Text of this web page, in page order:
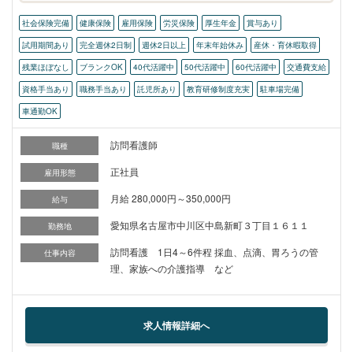
社会保険完備 健康保険 雇用保険 労災保険 厚生年金
賞与あり
試用期間あり
完全週休2日制 週休2日以上 年末年始休み
産休・育休暇取得
残業ほぼなし
ブランクOK 40代活躍中 50代活躍中 60代活躍中
交通費支給
資格手当あり
職務手当あり 託児所あり 教育研修制度充実
駐車場完備
車通勤OK
職種 訪問看護師
雇用形態 正社員
給与 月給 280,000円～350,000円
勤務地 愛知県名古屋市中川区中島新町３丁目１６１１
仕事内容
訪問看護 1日4～6件程 採血、点滴、胃ろうの管
理、家族への介護指導 など
求人情報詳細へ